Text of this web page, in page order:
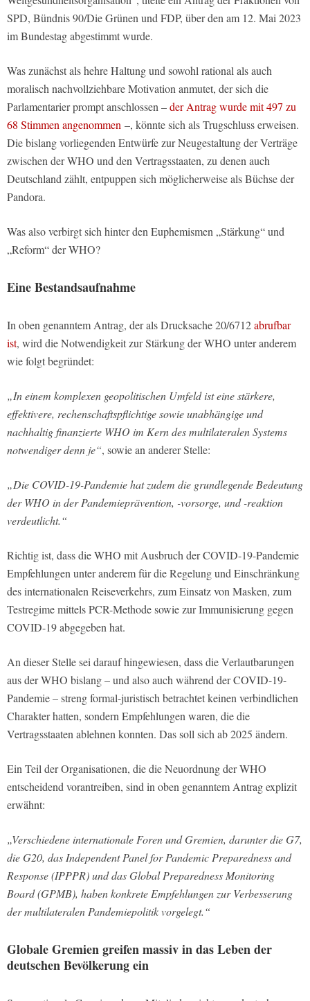
SPD, Bündnis 90/Die Grünen und FDP, über den am 12. Mai 2023
im Bundestag abgestimmt wurde.
Was zunächst als hehre Haltung und sowohl rational als auch
moralisch nachvollziehbare Motivation anmutet, der sich die
Parlamentarier prompt anschlossen –der Antrag wurde mit 497 zu
68 Stimmen angenommen –, könnte sich als Trugschluss erweisen.
Die bislang vorliegenden Entwürfe zur Neugestaltung der Verträge
zwischen der WHO und den Vertragsstaaten, zu denen auch
Deutschland zählt, entpuppen sich möglicherweise als Büchse der
Pandora.
Was also verbirgt sich hinter den Euphemismen „Stärkung“ und
„Reform“ der WHO?
Eine Bestandsaufnahme
In oben genanntem Antrag, der als Drucksache 20/6712abrufbar
ist, wird die Notwendigkeit zur Stärkung der WHO unter anderem
wie folgt begründet:
„In einem komplexen geopolitischen Umfeld ist eine stärkere,
effektivere, rechenschaftspflichtige sowie unabhängige und
nachhaltig finanzierte WHO im Kern des multilateralen Systems
notwendiger denn je“, sowie an anderer Stelle:
„Die COVID-19-Pandemie hat zudem die grundlegende Bedeutung
der WHO in der Pandemieprävention, -vorsorge, und -reaktion
verdeutlicht.“
Richtig ist, dass die WHO mit Ausbruch der COVID-19-Pandemie
Empfehlungen unter anderem für die Regelung und Einschränkung
des internationalen Reiseverkehrs, zum Einsatz von Masken, zum
Testregime mittels PCR-Methode sowie zur Immunisierung gegen
COVID-19 abgegeben hat.
An dieser Stelle sei darauf hingewiesen, dass die Verlautbarungen
aus der WHO bislang – und also auch während der COVID-19-
Pandemie – streng formal-juristisch betrachtet keinen verbindlichen
Charakter hatten, sondern Empfehlungen waren, die die
Vertragsstaaten ablehnen konnten. Das soll sich ab 2025 ändern.
Ein Teil der Organisationen, die die Neuordnung der WHO
entscheidend vorantreiben, sind in oben genanntem Antrag explizit
erwähnt:
„Verschiedene internationale Foren und Gremien, darunter die G7,
die G20, das Independent Panel for Pandemic Preparedness and
Response (IPPPR) und das Global Preparedness Monitoring
Board (GPMB), haben konkrete Empfehlungen zur Verbesserung
der multilateralen Pandemiepolitik vorgelegt.“
Globale Gremien greifen massiv in das Leben der
deutschen Bevölkerung ein